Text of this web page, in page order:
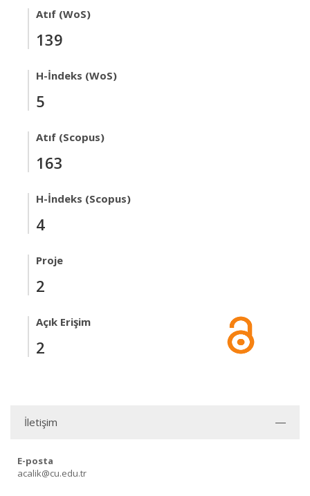
Atıf (WoS)
139
H-İndeks (WoS)
5
Atıf (Scopus)
163
H-İndeks (Scopus)
4
Proje
2
Açık Erişim
2
İletişim
E-posta
acalik@cu.edu.tr